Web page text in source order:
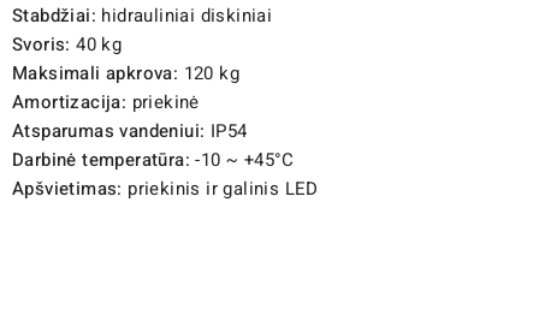
Stabdžiai: hidrauliniai diskiniai
Svoris: 40 kg
Maksimali apkrova: 120 kg
Amortizacija: priekinė
Atsparumas vandeniui: IP54
Darbinė temperatūra: -10 ~ +45°C
Apšvietimas: priekinis ir galinis LED